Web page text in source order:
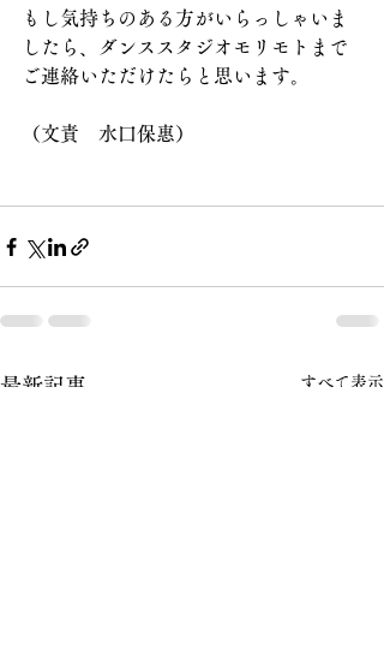
もし気持ちのある方がいらっしゃいま
したら、ダンススタジオモリモトまで
ご連絡いただけたらと思います。
（文責　水口保惠）
最新記事 すべて表示